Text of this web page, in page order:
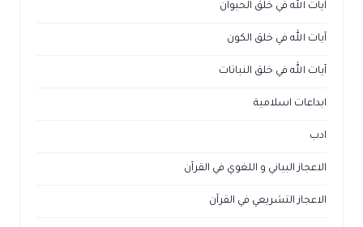
آيات الله في خلق الحيوان
آيات الله في خلق الكون
آيات الله في خلق النباتات
ابداعات اسلامية
ادب
الاعجاز البياني و اللغوي في القرآن
الاعجاز التشريعي في القرآن